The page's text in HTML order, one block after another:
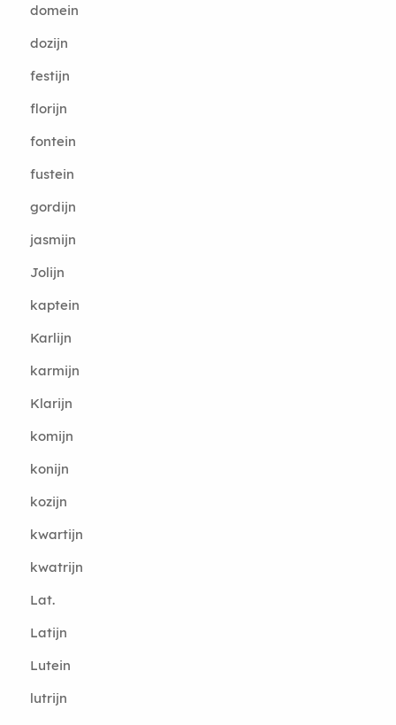
domein
dozijn
festijn
florijn
fontein
fustein
gordijn
jasmijn
Jolijn
kaptein
Karlijn
karmijn
Klarijn
komijn
konijn
kozijn
kwartijn
kwatrijn
Lat.
Latijn
Lutein
lutrijn